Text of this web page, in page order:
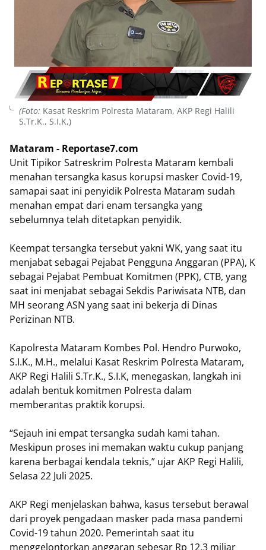
(Foto: Kasat Reskrim Polresta Mataram, AKP Regi Halili
S.Tr.K., S.I.K,)
Mataram - Reportase7.com
Unit Tipikor Satreskrim Polresta Mataram kembali
menahan tersangka kasus korupsi masker Covid-19,
samapai saat ini penyidik Polresta Mataram sudah
menahan empat dari enam tersangka yang
sebelumnya telah ditetapkan penyidik.
Keempat tersangka tersebut yakni WK, yang saat itu
menjabat sebagai Pejabat Pengguna Anggaran (PPA), K
sebagai Pejabat Pembuat Komitmen (PPK), CTB, yang
saat ini menjabat sebagai Sekdis Pariwisata NTB, dan
MH seorang ASN yang saat ini bekerja di Dinas
Perizinan NTB.
Kapolresta Mataram Kombes Pol. Hendro Purwoko,
S.I.K., M.H., melalui Kasat Reskrim Polresta Mataram,
AKP Regi Halili S.Tr.K., S.I.K, menegaskan, langkah ini
adalah bentuk komitmen Polresta dalam
memberantas praktik korupsi.
“Sejauh ini empat tersangka sudah kami tahan.
Meskipun proses ini memakan waktu cukup panjang
karena berbagai kendala teknis,” ujar AKP Regi Halili,
Selasa 22 Juli 2025.
AKP Regi menjelaskan bahwa, kasus tersebut berawal
dari proyek pengadaan masker pada masa pandemi
Covid-19 tahun 2020. Pemerintah saat itu
menggelontorkan anggaran sebesar Rp 12,3 miliar